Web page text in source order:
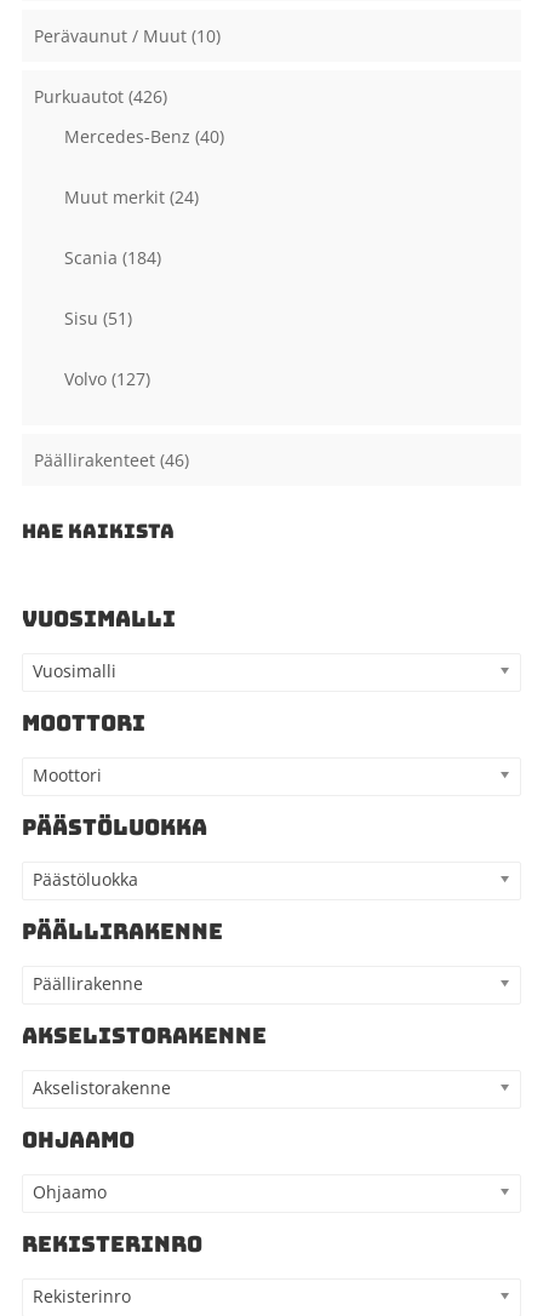
Perävaunut / Muut (10)
Purkuautot (426)
Mercedes-Benz (40)
Muut merkit (24)
Scania (184)
Sisu (51)
Volvo (127)
Päällirakenteet (46)
HAE KAIKISTA
VUOSIMALLI
Vuosimalli
MOOTTORI
Moottori
PÄÄSTÖLUOKKA
Päästöluokka
PÄÄLLIRAKENNE
Päällirakenne
AKSELISTORAKENNE
Akselistorakenne
OHJAAMO
Ohjaamo
REKISTERINRO
Rekisterinro